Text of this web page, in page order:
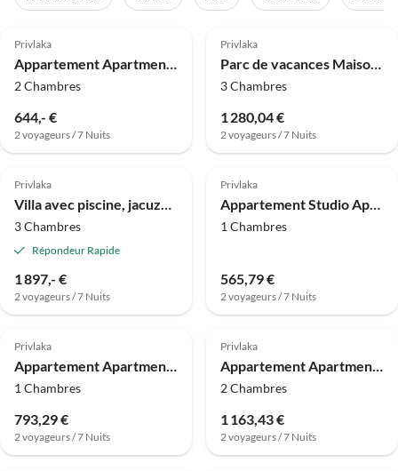
Privlaka
Appartement Apartments Robi - Two Bedroom with Terrace
2 Chambres
644,- €
2 voyageurs / 7 Nuits
Privlaka
Parc de vacances Maison à Privlaka près de plage sable
3 Chambres
1 280,04 €
2 voyageurs / 7 Nuits
Privlaka
Villa avec piscine, jacuzzi et sauna
3 Chambres
Répondeur Rapide
1 897,- €
2 voyageurs / 7 Nuits
Privlaka
Appartement Studio Apartment Vir 2
1 Chambres
565,79 €
2 voyageurs / 7 Nuits
Privlaka
Appartement Apartment Lavaran 2
1 Chambres
793,29 €
2 voyageurs / 7 Nuits
Privlaka
Appartement Apartment Vir 1
2 Chambres
1 163,43 €
2 voyageurs / 7 Nuits